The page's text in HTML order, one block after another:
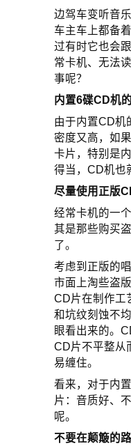
边驾车变听音
车主车上都备
过有时它也会
常卡机、无法
事呢？
内置6碟CD机
由于内置CD机
密度又高，如
卡片，特别是
得当，CD机也
尽量使用正版
经常卡机的一
其是那些购买
了。
考虑到正版的
市面上淘些盗
CD片在制作工
和坑纹刻蚀不
眼看出来的。
CD片不平整从
易缠住。
看来，对于内
片：音质好、
呢。
不要在颠簸的